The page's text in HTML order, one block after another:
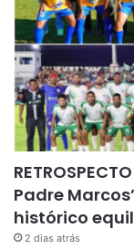
Padre
histórico
2 dias atrás